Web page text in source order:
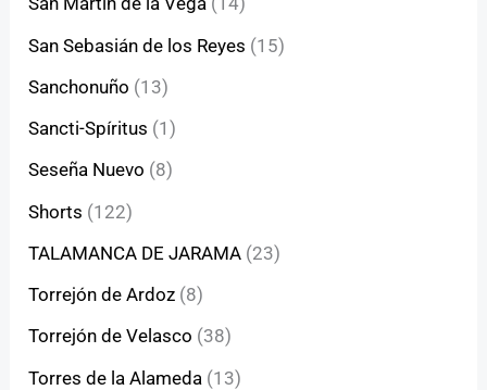
San Sebasián de los Reyes (15)
Sanchonuño (13)
Sancti-Spíritus (1)
Seseña Nuevo (8)
Shorts (122)
TALAMANCA DE JARAMA (23)
Torrejón de Ardoz (8)
Torrejón de Velasco (38)
Torres de la Alameda (13)